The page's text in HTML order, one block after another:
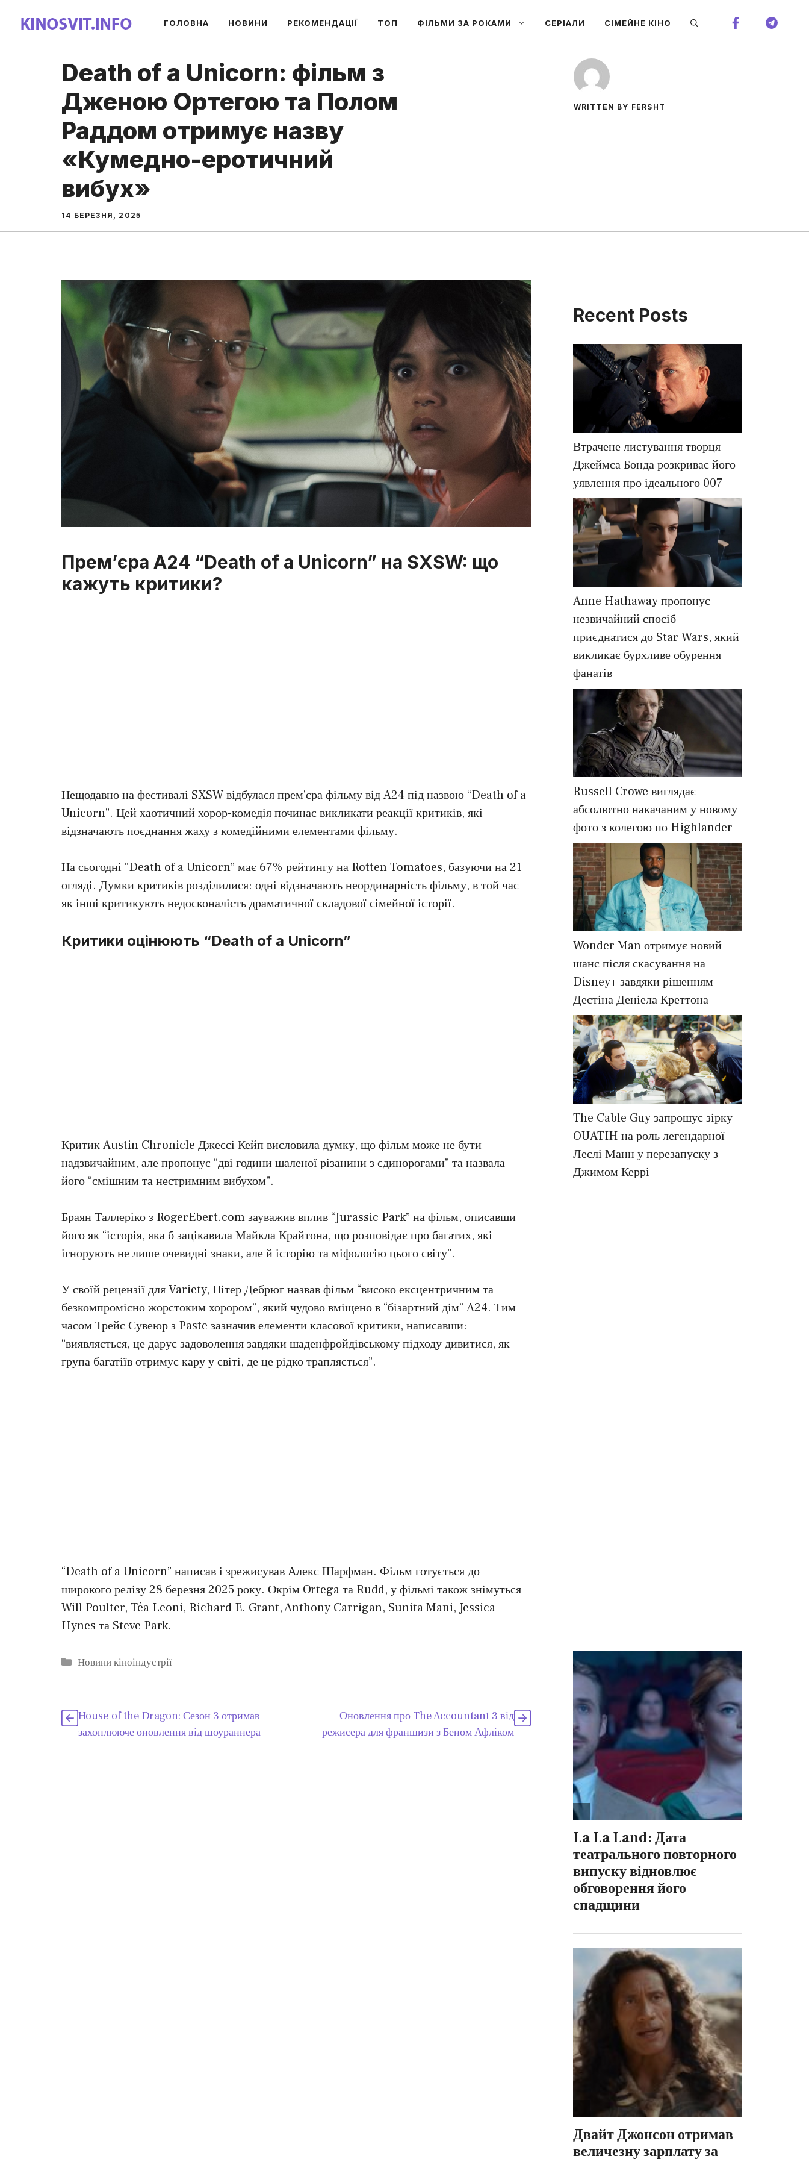
вмісту
ГОЛОВНА НОВИНИ РЕКОМЕНДАЦІЇ ТОП ФІЛЬМИ ЗА РОКАМИ СЕРІАЛИ СІМЕЙНЕ КІНО
Death of a Unicorn: фільм з
Дженою Ортегою та Полом
Раддом отримує назву
«Кумедно-еротичний
вибух»
14 БЕРЕЗНЯ, 2025
WRITTEN BY FERSHT
Прем’єра A24 “Death of a Unicorn” на SXSW: що
кажуть критики?
Нещодавно на фестивалі SXSW відбулася прем’єра фільму від A24 під назвою “Death of a
Unicorn”. Цей хаотичний хорор-комедія починає викликати реакції критиків, які
відзначають поєднання жаху з комедійними елементами фільму.
На сьогодні “Death of a Unicorn” має 67% рейтингу на Rotten Tomatoes, базуючи на 21
огляді. Думки критиків розділилися: одні відзначають неординарність фільму, в той час
як інші критикують недосконалість драматичної складової сімейної історії.
Критики оцінюють “Death of a Unicorn”
Критик Austin Chronicle Джессі Кейп висловила думку, що фільм може не бути
надзвичайним, але пропонує “дві години шаленої різанини з єдинорогами” та назвала
його “смішним та нестримним вибухом”.
Браян Таллеріко з RogerEbert.com зауважив вплив “Jurassic Park” на фільм, описавши
його як “історія, яка б зацікавила Майкла Крайтона, що розповідає про багатих, які
ігнорують не лише очевидні знаки, але й історію та міфологію цього світу”.
У своїй рецензії для Variety, Пітер Дебрюг назвав фільм “високо ексцентричним та
безкомпромісно жорстоким хорором”, який чудово вміщено в “бізартний дім” A24. Тим
часом Трейс Сувеюр з Paste зазначив елементи класової критики, написавши:
“виявляється, це дарує задоволення завдяки шаденфройдівському підходу дивитися, як
група багатіїв отримує кару у світі, де це рідко трапляється”.
“Death of a Unicorn” написав і зрежисував Алекс Шарфман. Фільм готується до
широкого релізу 28 березня 2025 року. Окрім Ortega та Rudd, у фільмі також знімуться
Will Poulter, Téa Leoni, Richard E. Grant, Anthony Carrigan, Sunita Mani, Jessica
Hynes та Steve Park.
Категорії
Новини кіноіндустрії
House of the Dragon: Сезон 3 отримав
захоплююче оновлення від шоураннера
Оновлення про The Accountant 3 від
режисера для франшизи з Беном Афліком
Recent Posts
Втрачене листування творця
Джеймса Бонда розкриває його
уявлення про ідеального 007
Anne Hathaway пропонує
незвичайний спосіб
приєднатися до Star Wars, який
викликає бурхливе обурення
фанатів
Russell Crowe виглядає
абсолютно накачаним у новому
фото з колегою по Highlander
Wonder Man отримує новий
шанс після скасування на
Disney+ завдяки рішенням
Дестіна Деніела Креттона
The Cable Guy запрошує зірку
OUATIH на роль легендарної
Леслі Манн у перезапуску з
Джимом Керрі